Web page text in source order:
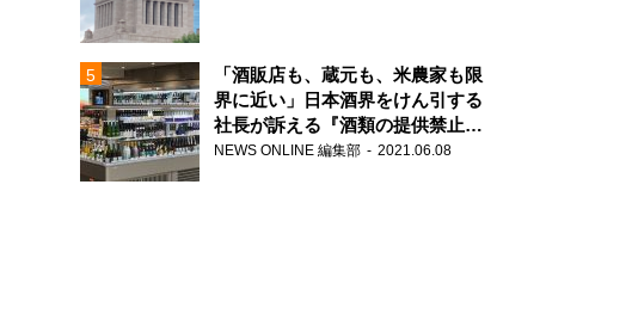
「酒販店も、蔵元も、米農家も限
界に近い」日本酒界をけん引する
社長が訴える『酒類の提供禁止』
策の大打撃
NEWS ONLINE 編集部 2021.06.08